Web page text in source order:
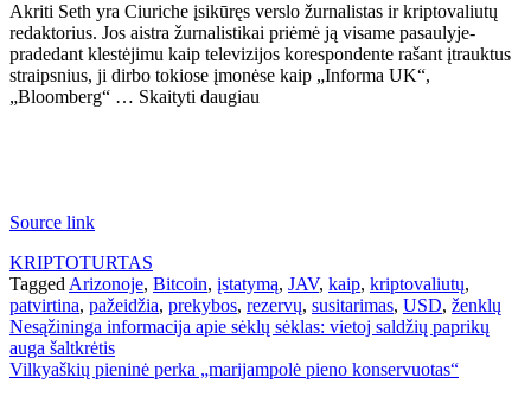
Akriti Seth yra Ciuriche įsikūręs verslo žurnalistas ir kriptovaliutų
redaktorius. Jos aistra žurnalistikai priėmė ją visame pasaulyje-
pradedant klestėjimu kaip televizijos korespondente rašant įtrauktus
straipsnius, ji dirbo tokiose įmonėse kaip „Informa UK“,
„Bloomberg“ … Skaityti daugiau
Source link
KRIPTOTURTAS
Tagged Arizonoje, Bitcoin, įstatymą, JAV, kaip, kriptovaliutų,
patvirtina, pažeidžia, prekybos, rezervų, susitarimas, USD, ženklų
Navigacija
tarp
Nesąžininga informacija apie sėklų sėklas: vietoj saldžių paprikų
auga šaltkrėtis
Vilkyaškių pieninė perka „marijampolė pieno konservuotas“